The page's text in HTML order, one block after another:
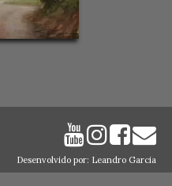
Desenvolvido por: Leandro Garcia